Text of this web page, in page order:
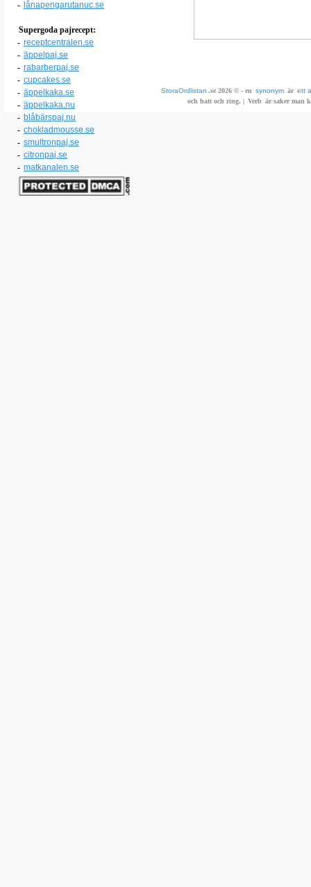
- lånapengarutanuc.se
Supergoda pajrecept:
- receptcentralen.se
- äppelpaj.se
- rabarberpaj.se
- cupcakes.se
- äppelkaka.se
- äppelkaka.nu
- blåbärspaj.nu
- chokladmousse.se
- smultronpaj.se
- citronpaj.se
- matkanalen.se
StoraOrdlistan .se 2026 © - en synonym är ett
och hatt och ring. | Verb är saker man